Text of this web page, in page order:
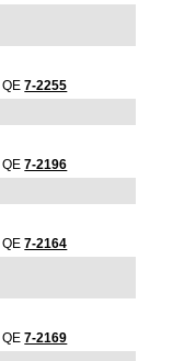
QE7-2255
QE7-2196
QE7-2164
QE7-2169